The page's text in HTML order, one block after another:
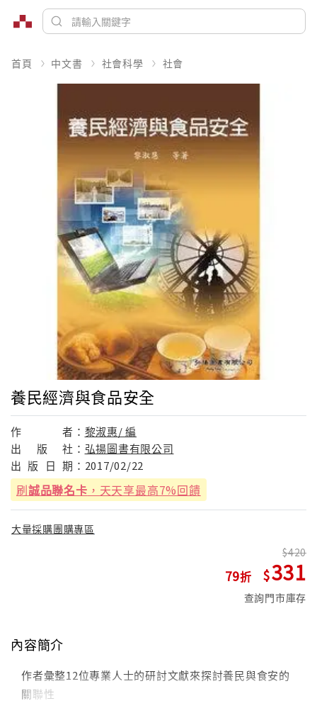
首頁 中文書 社會科學 社會
養民經濟與食品安全
作 者： 黎淑惠/ 編
出
版 社： 弘揚圖書有限公司
出 版 日 期： 2017/02/22
刷誠品聯名卡 ，天天享最高7%回饋
大量採購團購專區
79
420
331
查詢門市庫存
內容簡介
作者彙整12位專業人士的研討文獻來探討養民與食安的
關聯性